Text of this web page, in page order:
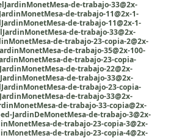
de-trabajo-33@2x-
de-trabajo-11@2x-1-
de-trabajo-11@2x-1-
de-trabajo-33@2x-
de-trabajo-23-copia-2@2x-
de-trabajo-35@2x-100-
de-trabajo-23-copia-
de-trabajo-22@2x-
de-trabajo-33@2x-
de-trabajo-23-copia-
de-trabajo-33@2x-
de-trabajo-33-copia@2x-
JardinDeMonetMesa-de-trabajo-3@2x-
de-trabajo-23-copia-3@2x-
de-trabajo-23-copia-4@2x-